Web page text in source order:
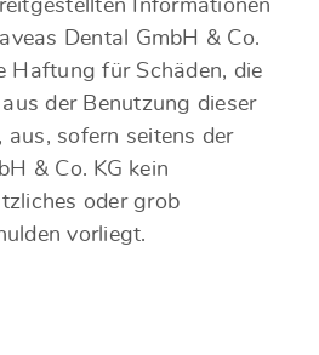
Informationen
Dental GmbH & Co.
Haftung für Schäden, die
der Benutzung dieser
aus, sofern seitens der
& Co. KG kein
oder grob
vorliegt.